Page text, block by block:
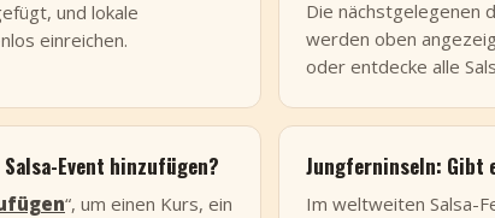
und lokale
einreichen.
Die nächstgelegenen
werden oben
oder entdecke alle
Event hinzufügen?
“, um einen Kurs, ein
Jungferninseln: Gibt
Im weltweiten Salsa-